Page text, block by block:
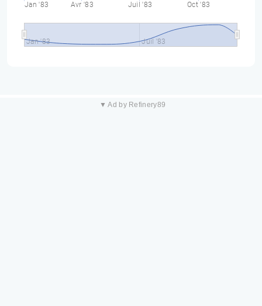
Jan '83 Avr '83 Juil '83 Oct '83
Jan '83 Juil '83
▼ Ad by Refinery89